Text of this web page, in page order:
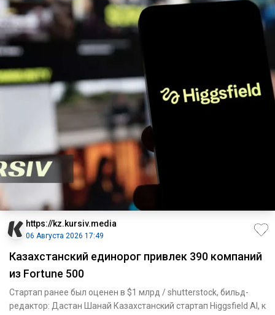
https://kz.kursiv.media
06 Августа 2026 17:49
Казахстанский единорог привлек 390 компаний
из Fortune 500
Стартап ранее был оценен в $1 млрд / shutterstock, бильд-
редактор: Дастан Шанай Казахстанский стартап Higgsfield AI, к